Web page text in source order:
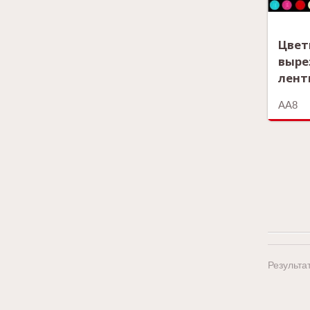
AA8